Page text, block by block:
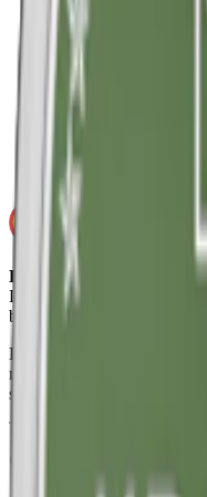
Snustyp:
white
Styrka
normalstarkt
Smak:
Ej för personer under 18
Lundgrens Solnedgång
beroendeframkallande ämne.
Ingredienser:
natriumkarbonater),
salmiak, lakrits samt aromer